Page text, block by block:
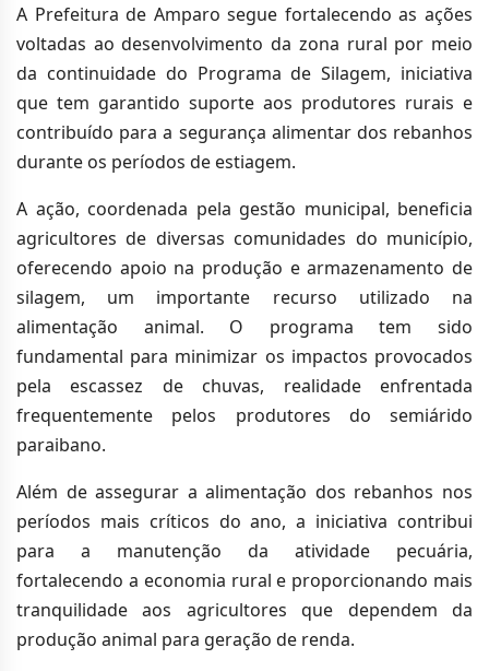
A Prefeitura de Amparo segue fortalecendo as ações
voltadas ao desenvolvimento da zona rural por meio
da continuidade do Programa de Silagem, iniciativa
que tem garantido suporte aos produtores rurais e
contribuído para a segurança alimentar dos rebanhos
durante os períodos de estiagem.
A ação, coordenada pela gestão municipal, beneficia
agricultores de diversas comunidades do município,
oferecendo apoio na produção e armazenamento de
silagem, um importante recurso utilizado na
alimentação animal. O programa tem sido
fundamental para minimizar os impactos provocados
pela escassez de chuvas, realidade enfrentada
frequentemente pelos produtores do semiárido
paraibano.
Além de assegurar a alimentação dos rebanhos nos
períodos mais críticos do ano, a iniciativa contribui
para a manutenção da atividade pecuária,
fortalecendo a economia rural e proporcionando mais
tranquilidade aos agricultores que dependem da
produção animal para geração de renda.